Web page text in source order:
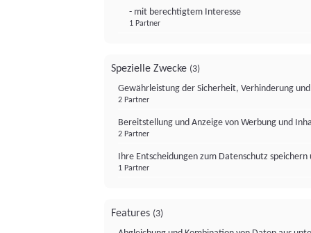
- mit berechtigtem Interesse
1 Partner
Spezielle Zwecke (3)
Gewährleistung der Sicherheit, Verhinderung
2 Partner
Bereitstellung und Anzeige von Werbung und
2 Partner
Ihre Entscheidungen zum Datenschutz
1 Partner
Features (3)